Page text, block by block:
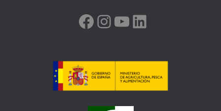
FACEBOOK INSTAGRAM YOUTUBE